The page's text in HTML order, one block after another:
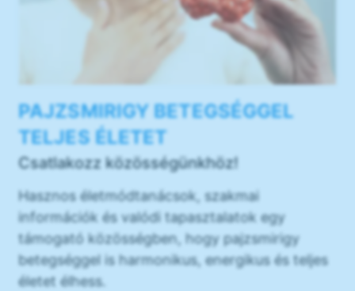
PAJZSMIRIGY BETEGSÉGGEL
TELJES ÉLETET
Csatlakozz közösségünkhöz!
Hasznos életmódtanácsok, szakmai
információk és valódi tapasztalatok egy
támogató közösségben, hogy pajzsmirigy
betegséggel is harmonikus, energikus és teljes
életet élhess.